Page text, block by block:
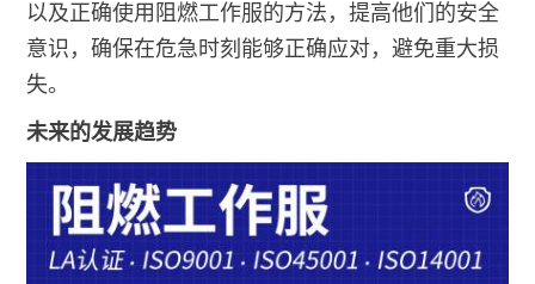
以及正确使用阻燃工作服的方法，提高他们的安全
意识，确保在危急时刻能够正确应对，避免重大损
失。
未来的发展趋势